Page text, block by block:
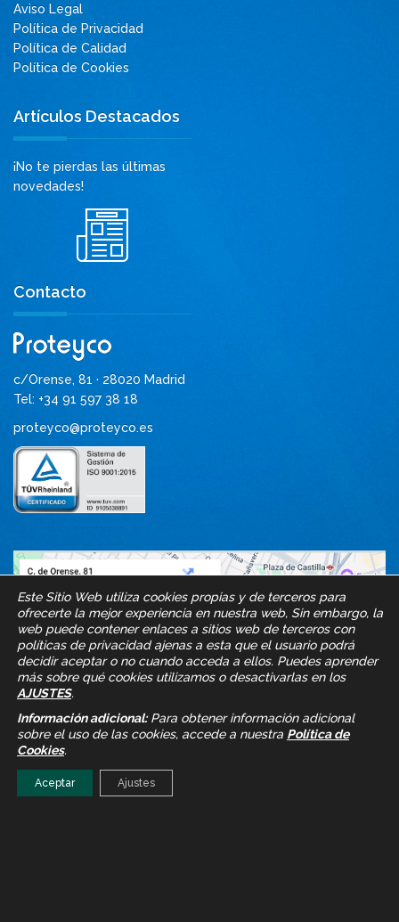
Aviso Legal
Política de Privacidad
Política de Calidad
Política de Cookies
Artículos Destacados
¡No te pierdas las últimas
novedades!
Contacto
c/Orense, 81 · 28020 Madrid
Tel: +34 91 597 38 18
proteyco@proteyco.es
Este Sitio Web utiliza cookies propias y de terceros para
ofrecerte la mejor experiencia en nuestra web, Sin embargo, la
web puede contener enlaces a sitios web de terceros con
políticas de privacidad ajenas a esta que el usuario podrá
decidir aceptar o no cuando acceda a ellos. Puedes aprender
más sobre qué cookies utilizamos o desactivarlas en los
AJUSTES.
Información adicional:Para obtener información adicional
sobre el uso de las cookies, accede a nuestra Política de
Cookies.
Aceptar Ajustes